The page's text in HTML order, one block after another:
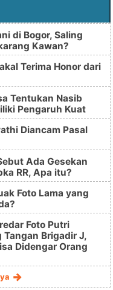
di Bogor, Saling
Kawan?
Terima Honor dari
Tentukan Nasib
Pengaruh Kuat
Diancam Pasal
Ada Gesekan
RR, Apa itu?
Foto Lama yang
Foto Putri
Brigadir J,
Didengar Orang